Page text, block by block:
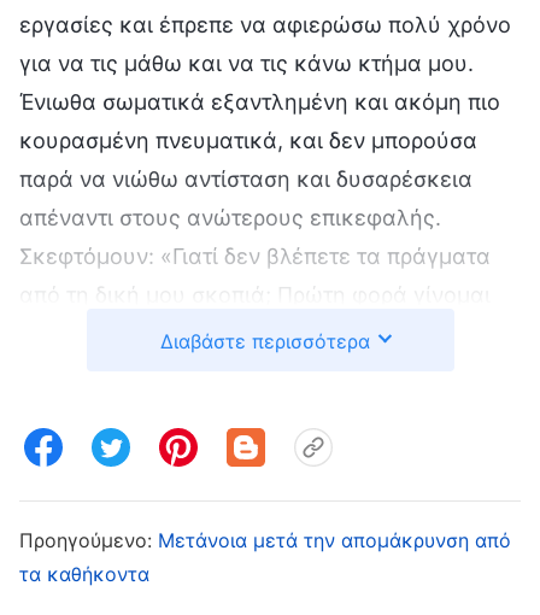
εργασίες και έπρεπε να αφιερώσω πολύ χρόνο
για να τις μάθω και να τις κάνω κτήμα μου.
Ένιωθα σωματικά εξαντλημένη και ακόμη πιο
κουρασμένη πνευματικά, και δεν μπορούσα
παρά να νιώθω αντίσταση και δυσαρέσκεια
απέναντι στους ανώτερους επικεφαλής.
Σκεφτόμουν: «Γιατί δεν βλέπετε τα πράγματα
από τη δική μου σκοπιά; Πρώτη φορά γίνομαι
επικεφαλής και έχω εκπαιδευτεί λίγο καιρό
πολλά χρόνια επικεφαλής και τα κατάφερνε
μεταθέσατε και με αφήσατε εδώ ολομόναχη;»
Όσο περισσότερο το σκεφτόμουν τόσο
Διαβάστε περισσότερα
Προηγούμενο: Μετάνοια μετά την απομάκρυνση από
τα καθήκοντα